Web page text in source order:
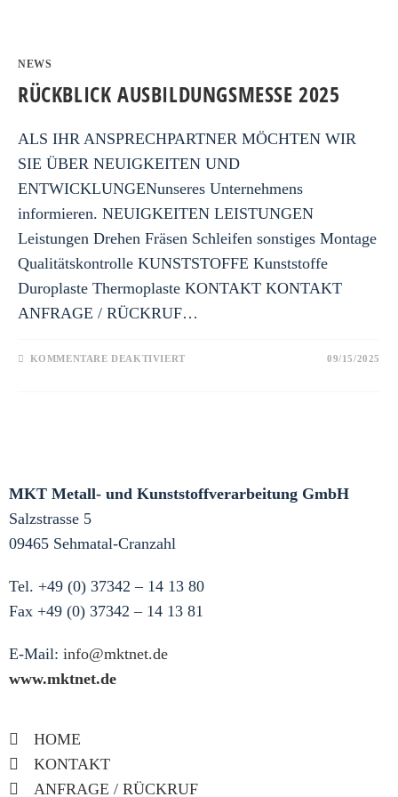
NEWS
RÜCKBLICK AUSBILDUNGSMESSE 2025
ALS IHR ANSPRECHPARTNER MÖCHTEN WIR
SIE ÜBER NEUIGKEITEN UND
ENTWICKLUNGENunseres Unternehmens
informieren. NEUIGKEITEN LEISTUNGEN
Leistungen Drehen Fräsen Schleifen sonstiges Montage
Qualitätskontrolle KUNSTSTOFFE Kunststoffe
Duroplaste Thermoplaste KONTAKT KONTAKT
ANFRAGE / RÜCKRUF…
KOMMENTARE DEAKTIVIERT 09/15/2025
MKT Metall- und Kunststoffverarbeitung GmbH
Salzstrasse 5
09465 Sehmatal-Cranzahl
Tel. +49 (0) 37342 – 14 13 80
Fax +49 (0) 37342 – 14 13 81
E-Mail: info@mktnet.de
www.mktnet.de
HOME
KONTAKT
ANFRAGE / RÜCKRUF